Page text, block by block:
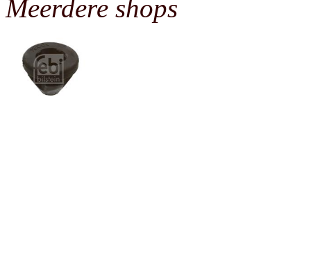
Meerdere shops